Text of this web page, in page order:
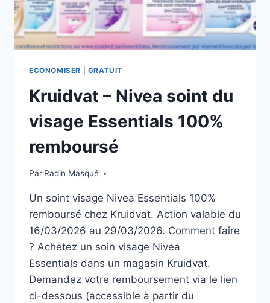
ECONOMISER GRATUIT
Kruidvat – Nivea soint du
visage Essentials 100%
remboursé
Par Radin Masqué
Un soint visage Nivea Essentials 100%
remboursé chez Kruidvat. Action valable du
16/03/2026 au 29/03/2026. Comment faire
? Achetez un soin visage Nivea
Essentials dans un magasin Kruidvat.
Demandez votre remboursement via le lien
ci-dessous (accessible à partir du